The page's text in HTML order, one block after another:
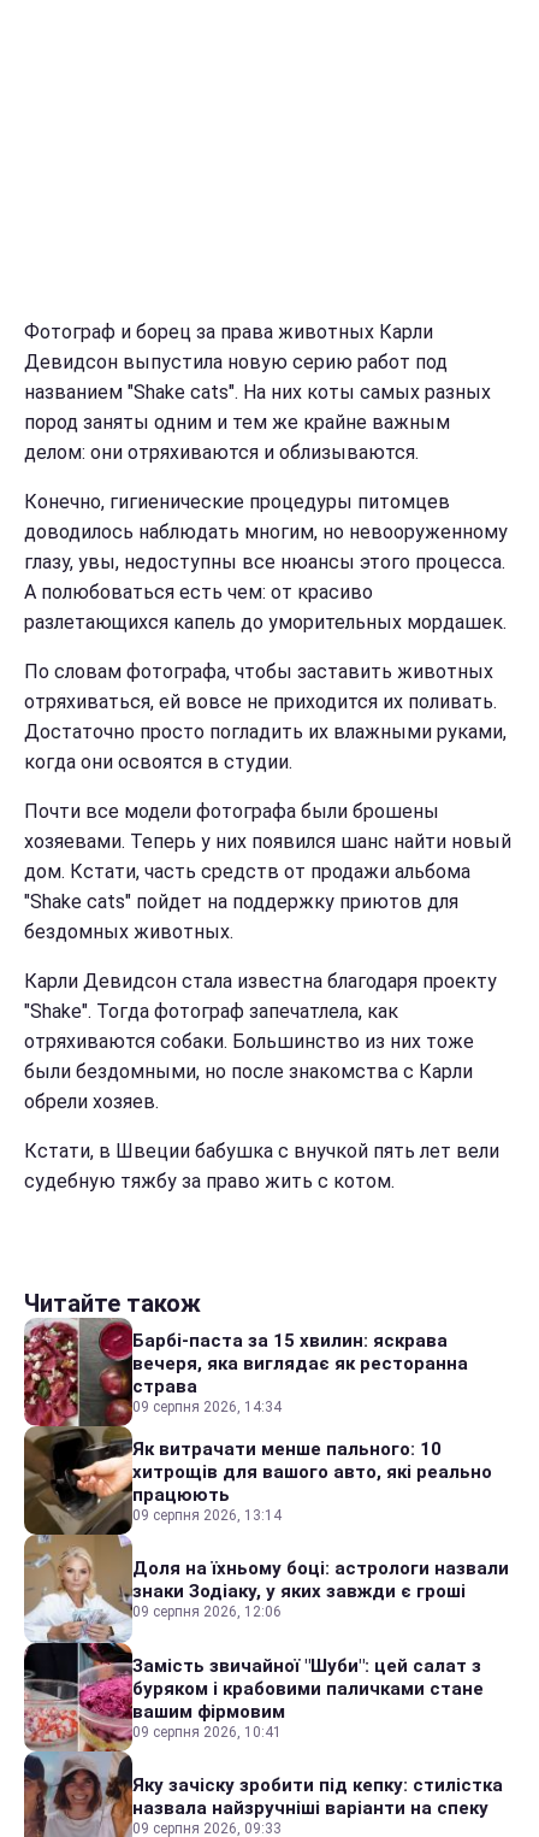
Фотограф и борец за права животных Карли
Девидсон выпустила новую серию работ под
названием "Shake cats". На них коты самых разных
пород заняты одним и тем же крайне важным
делом: они отряхиваются и облизываются.
Конечно, гигиенические процедуры питомцев
доводилось наблюдать многим, но невооруженному
глазу, увы, недоступны все нюансы этого процесса.
А полюбоваться есть чем: от красиво
разлетающихся капель до уморительных мордашек.
По словам фотографа, чтобы заставить животных
отряхиваться, ей вовсе не приходится их поливать.
Достаточно просто погладить их влажными руками,
когда они освоятся в студии.
Почти все модели фотографа были брошены
хозяевами. Теперь у них появился шанс найти новый
дом. Кстати, часть средств от продажи альбома
"Shake cats" пойдет на поддержку приютов для
бездомных животных.
Карли Девидсон стала известна благодаря проекту
"Shake". Тогда фотограф запечатлела, как
отряхиваются собаки. Большинство из них тоже
были бездомными, но после знакомства с Карли
обрели хозяев.
Кстати, в Швеции бабушка с внучкой пять лет вели
судебную тяжбу за право жить с котом.
Читайте також
Барбі-паста за 15 хвилин: яскрава
вечеря, яка виглядає як ресторанна
страва
09 серпня 2026, 14:34
Як витрачати менше пального: 10
хитрощів для вашого авто, які реально
працюють
09 серпня 2026, 13:14
Доля на їхньому боці: астрологи назвали
знаки Зодіаку, у яких завжди є гроші
09 серпня 2026, 12:06
Замість звичайної "Шуби": цей салат з
буряком і крабовими паличками стане
вашим фірмовим
09 серпня 2026, 10:41
Яку зачіску зробити під кепку: стилістка
назвала найзручніші варіанти на спеку
09 серпня 2026, 09:33